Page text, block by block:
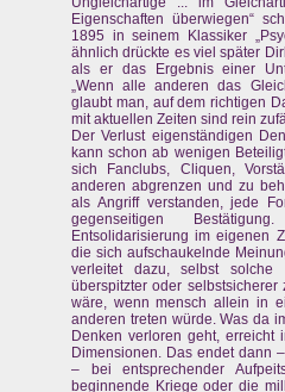
Eigenschaften überwiegen“
1895 in seinem Klassiker
ähnlich drückte es viel später
als er das Ergebnis einer
„Wenn alle anderen das
glaubt man, auf dem richtigen
mit aktuellen Zeiten sind rein
Der Verlust eigenständigen
kann schon ab wenigen
sich Fanclubs, Cliquen,
anderen abgrenzen und zu
als Angriff verstanden, jede
gegenseitigen
Entsolidarisierung im eigenen
die sich aufschaukelnde
verleitet dazu, selbst solche
überspitzter oder
wäre, wenn mensch allein in
anderen treten würde. Was da
Denken verloren geht, erreicht
Dimensionen. Das endet dann
– bei entsprechender
beginnende Kriege oder die